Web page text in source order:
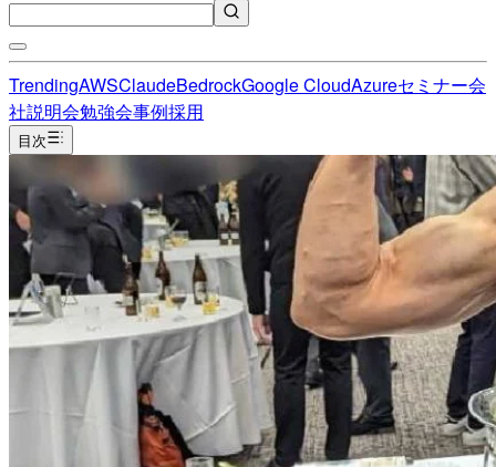
TrendingAWSClaudeBedrockGoogle CloudAzureセミナー会
社説明会勉強会事例採用
目次